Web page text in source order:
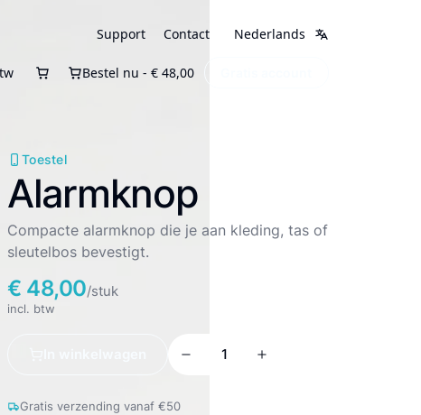
Nederlands
Support Contact
Bestel nu - € 48,00
Toestel
Alarmknop
Compacte alarmknop die je aan kleding, tas of
sleutelbos bevestigt.
€ 48,00/stuk
incl. btw
Gratis verzending vanaf €50